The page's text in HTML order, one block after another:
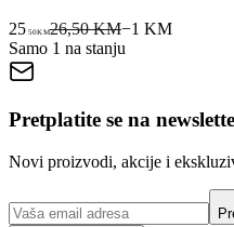
25 50KM26,50 KM−1 KM
Samo 1 na stanju
Pretplatite se na
Novi proizvodi, akcije i